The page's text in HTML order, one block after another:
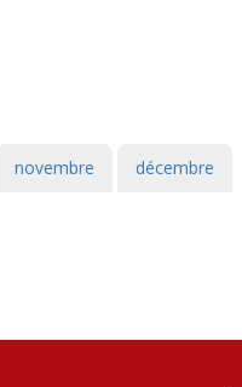
novembre décembre